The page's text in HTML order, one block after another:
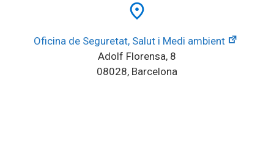
place
Oficina de Seguretat, Salut i Medi ambient
Adolf Florensa, 8
08028, Barcelona